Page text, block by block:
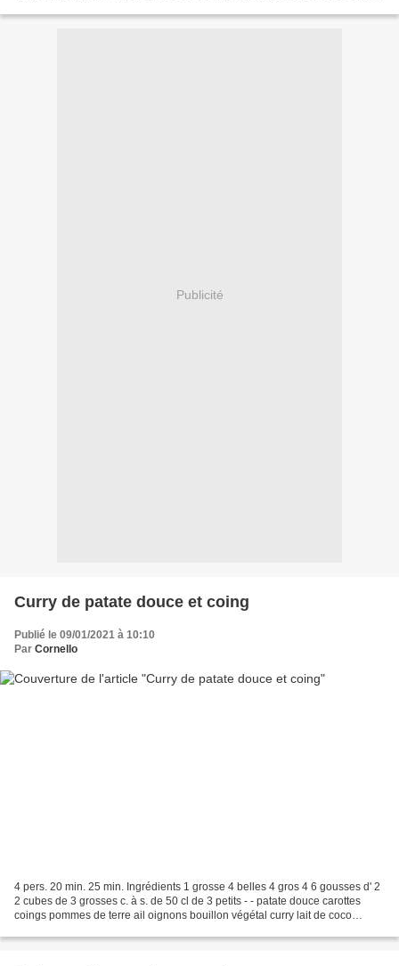
Publicité
Curry de patate douce et coing
Publié le 09/01/2021 à 10:10
Par Cornello
4 pers. 20 min. 25 min. Ingrédients 1 grosse 4 belles 4 gros 4 6 gousses d' 2
2 cubes de 3 grosses c. à s. de 50 cl de 3 petits - - patate douce carottes
coings pommes de terre ail oignons bouillon végétal curry lait de coco